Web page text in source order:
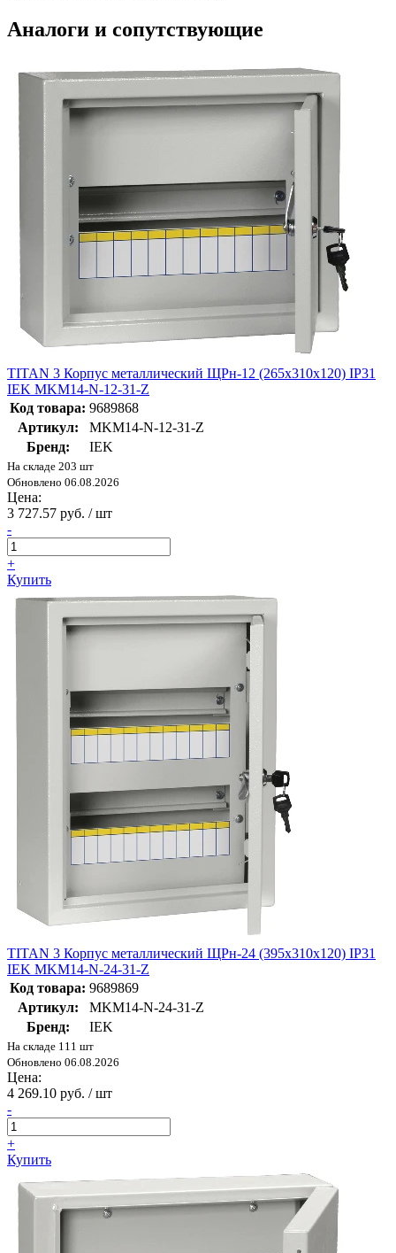
Аналоги и сопутствующие
TITAN 3 Корпус металлический ЩРн-12 (265х310х120) IP31
IEK MKM14-N-12-31-Z
Код товара: 9689868
Артикул:
MKM14-N-12-31-Z
Бренд:
IEK
На складе 203 шт
Обновлено 06.08.2026
Цена:
3 727.57 руб. / шт
-
+
Купить
TITAN 3 Корпус металлический ЩРн-24 (395х310х120) IP31
IEK MKM14-N-24-31-Z
Код товара: 9689869
Артикул:
MKM14-N-24-31-Z
Бренд:
IEK
На складе 111 шт
Обновлено 06.08.2026
Цена:
4 269.10 руб. / шт
-
+
Купить